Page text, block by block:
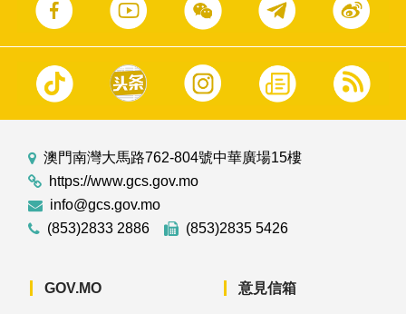
澳門南灣大馬路762-804號中華廣場15樓
https://www.gcs.gov.mo
info@gcs.gov.mo
(853)2833 2886
(853)2835 5426
GOV.MO 意見信箱